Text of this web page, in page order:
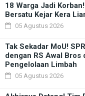
18 Warga Jadi
Bersatu Kejar Kera
05 Agustus 2026
Tak Sekadar MoU!
dengan RS Awal Bros
Pengelolaan Limbah
05 Agustus 2026